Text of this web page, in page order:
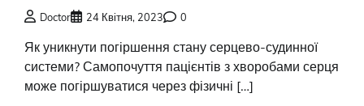
Doctor 24 Квітня, 2023 0
Як уникнути погіршення стану серцево-судинної
системи? Самопочуття пацієнтів з хворобами серця
може погіршуватися через фізичні […]